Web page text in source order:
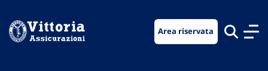
menu
contenuto
footer
Area riservata